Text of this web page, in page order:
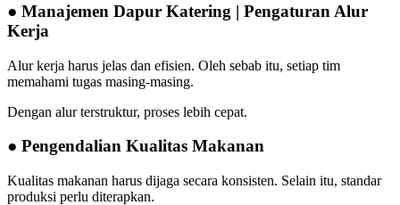
● Manajemen Dapur Katering | Pengaturan Alur
Kerja
Alur kerja harus jelas dan efisien. Oleh sebab itu, setiap tim
memahami tugas masing-masing.
Dengan alur terstruktur, proses lebih cepat.
● Pengendalian Kualitas Makanan
Kualitas makanan harus dijaga secara konsisten. Selain itu, standar
produksi perlu diterapkan.